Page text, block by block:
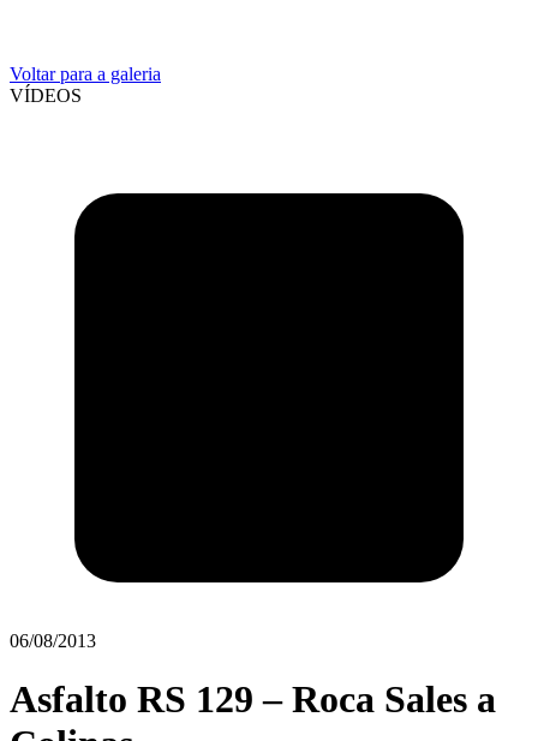
Voltar para a galeria
VÍDEOS
06/08/2013
Asfalto RS 129 – Roca Sales a